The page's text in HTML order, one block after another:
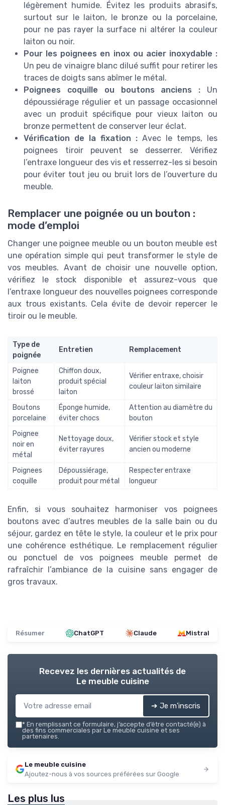
légèrement humide. Évitez les produits abrasifs,
surtout sur le laiton, le bronze ou la porcelaine,
pour ne pas rayer la surface ni altérer la couleur
laiton ou noir.
Pour les poignees en inox ou acier inoxydable :
Un peu de vinaigre blanc dilué suffit pour retirer les
traces de doigts sans abîmer le métal.
Poignees coquille ou boutons anciens : Un
dépoussiérage régulier et un passage occasionnel
avec un produit spécifique pour vieux laiton ou
bronze permettent de conserver leur éclat.
Vérification de la fixation : Avec le temps, les
poignees tiroir peuvent se desserrer. Vérifiez
l’entraxe longueur des vis et resserrez-les si besoin
pour éviter tout jeu ou bruit lors de l’ouverture du
meuble.
Remplacer une poignée ou un bouton :
mode d’emploi
Changer une poignee meuble ou un bouton meuble est
une opération simple qui peut transformer le style de
vos meubles. Avant de choisir une nouvelle option,
vérifiez le stock disponible et assurez-vous que
l’entraxe longueur des nouvelles poignees corresponde
aux trous existants. Cela évite de devoir repercer le
tiroir ou le meuble.
Type de
poignée
Entretien Remplacement
Poignee
laiton
brossé
Chiffon doux,
produit spécial
laiton
Vérifier entraxe, choisir
couleur laiton similaire
Boutons
porcelaine
Éponge humide,
éviter chocs
Attention au diamètre du
bouton
Poignee
noir en
métal
Nettoyage doux,
éviter rayures
Vérifier stock et style
ancien ou moderne
Poignees
coquille
Dépoussiérage,
produit pour métal
Respecter entraxe
longueur
Enfin, si vous souhaitez harmoniser vos poignees
boutons avec d’autres meubles de la salle bain ou du
séjour, gardez en tête le style, la couleur et le prix pour
une cohérence esthétique. Le remplacement régulier
ou ponctuel de vos poignees meuble permet de
rafraîchir l’ambiance de la cuisine sans engager de
gros travaux.
Résumer ChatGPT Claude Mistral
Recevez les dernières actualités de
Le meuble cuisine
➔ Je m'inscris
* En remplissant ce formulaire, j’accepte d’être contacté(e) à
des fins commerciales par Le meuble cuisine et ses
partenaires.
Le meuble cuisine
Ajoutez-nous à vos sources préférées sur Google
Les plus lus